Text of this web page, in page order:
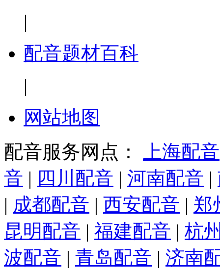
|
配音题材百科
|
网站地图
配音服务网点：
上海配音
音 | 四川配音 | 河南配音 |
| 成都配音 | 西安配音 | 郑
昆明配音 | 福建配音 | 杭
波配音 | 青岛配音 | 济南